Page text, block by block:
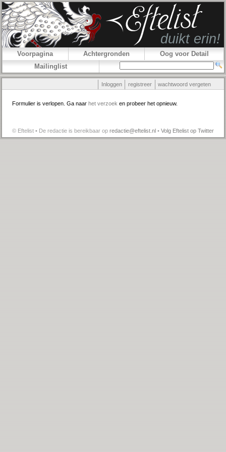
Voorpagina Achtergronden
Oog voor Detail
Mailinglist
Inloggen registreer wachtwoord vergeten
Formulier is verlopen. Ga naar het verzoek en probeer het opnieuw.
© Eftelist • De redactie is bereikbaar op redactie@eftelist.nl • Volg Eftelist op Twitter